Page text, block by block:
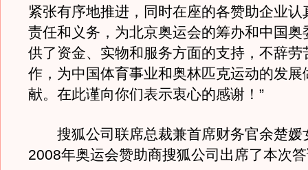
紧张有序地推进，同时在座的各赞助企业认
责任和义务，为北京奥运会的筹办和中国奥
供了资金、实物和服务方面的支持，不辞劳
作，为中国体育事业和奥林匹克运动的发展
献。在此谨向你们表示衷心的感谢！”
搜狐公司联席总裁兼首席财务官余楚媛
2008年奥运会赞助商搜狐公司出席了本次